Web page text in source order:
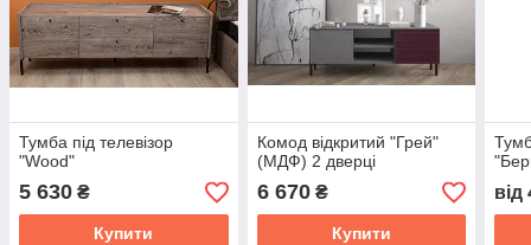
Тумба під телевізор
"Wood"
5 630 ₴
Купити
Комод відкритий "Грей"
(МДФ) 2 дверці
6 670₴
Купити
від